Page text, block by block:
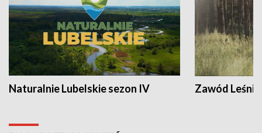
Naturalnie Lubelskie sezon IV Zawód Leśnik